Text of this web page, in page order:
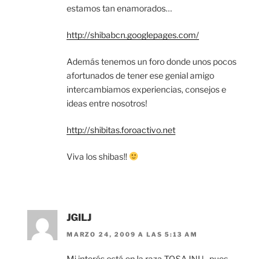
estamos tan enamorados…
http://shibabcn.googlepages.com/
Además tenemos un foro donde unos pocos
afortunados de tener ese genial amigo
intercambiamos experiencias, consejos e
ideas entre nosotros!
http://shibitas.foroactivo.net
Viva los shibas!!
JGILJ
MARZO 24, 2009 A LAS 5:13 AM